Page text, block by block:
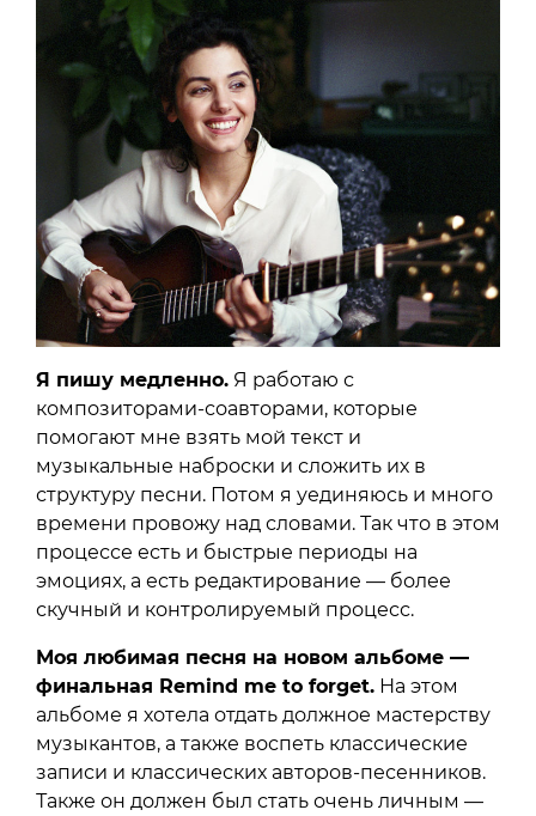
Я пишу медленно. Я работаю с
композиторами-соавторами, которые
помогают мне взять мой текст и
музыкальные наброски и сложить их в
структуру песни. Потом я уединяюсь и много
времени провожу над словами. Так что в этом
процессе есть и быстрые периоды на
эмоциях, а есть редактирование — более
скучный и контролируемый процесс.
Моя любимая песня на новом альбоме —
финальная Remind me to forget. На этом
альбоме я хотела отдать должное мастерству
музыкантов, а также воспеть классические
записи и классических авторов-песенников.
Также он должен был стать очень личным —